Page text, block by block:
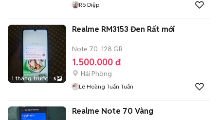
Rô Diệp
1 tháng trước 5
Realme RM3153 Đen Rất mới
Note 70 128 GB
1.500.000 đ
Hải Phòng
Lê Hoàng Tuấn Tuấn
Realme Note 70 Vàng